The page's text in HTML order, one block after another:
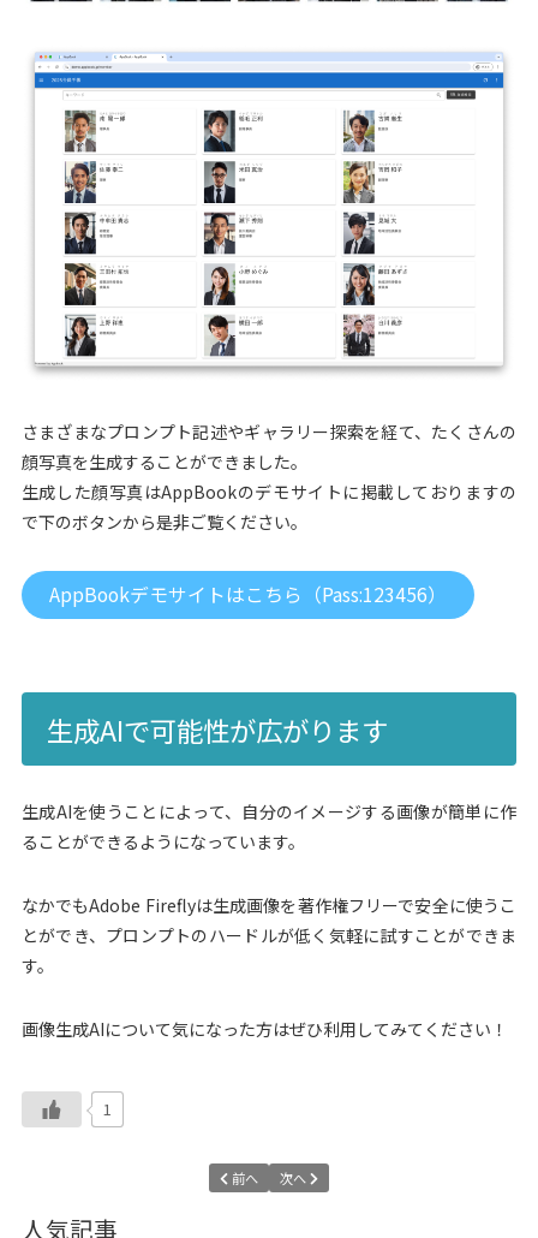
さまざまなプロンプト記述やギャラリー探索を経て、たくさんの
顔写真を生成することができました。
生成した顔写真はAppBookのデモサイトに掲載しておりますの
で下のボタンから是非ご覧ください。
AppBookデモサイトはこちら（Pass:123456）
生成AIで可能性が広がります
生成AIを使うことによって、自分のイメージする画像が簡単に作
ることができるようになっています。
なかでもAdobe Fireflyは生成画像を著作権フリーで安全に使うこ
とができ、プロンプトのハードルが低く気軽に試すことができま
す。
画像生成AIについて気になった方はぜひ利用してみてください！
1
前へ 次へ
人気記事